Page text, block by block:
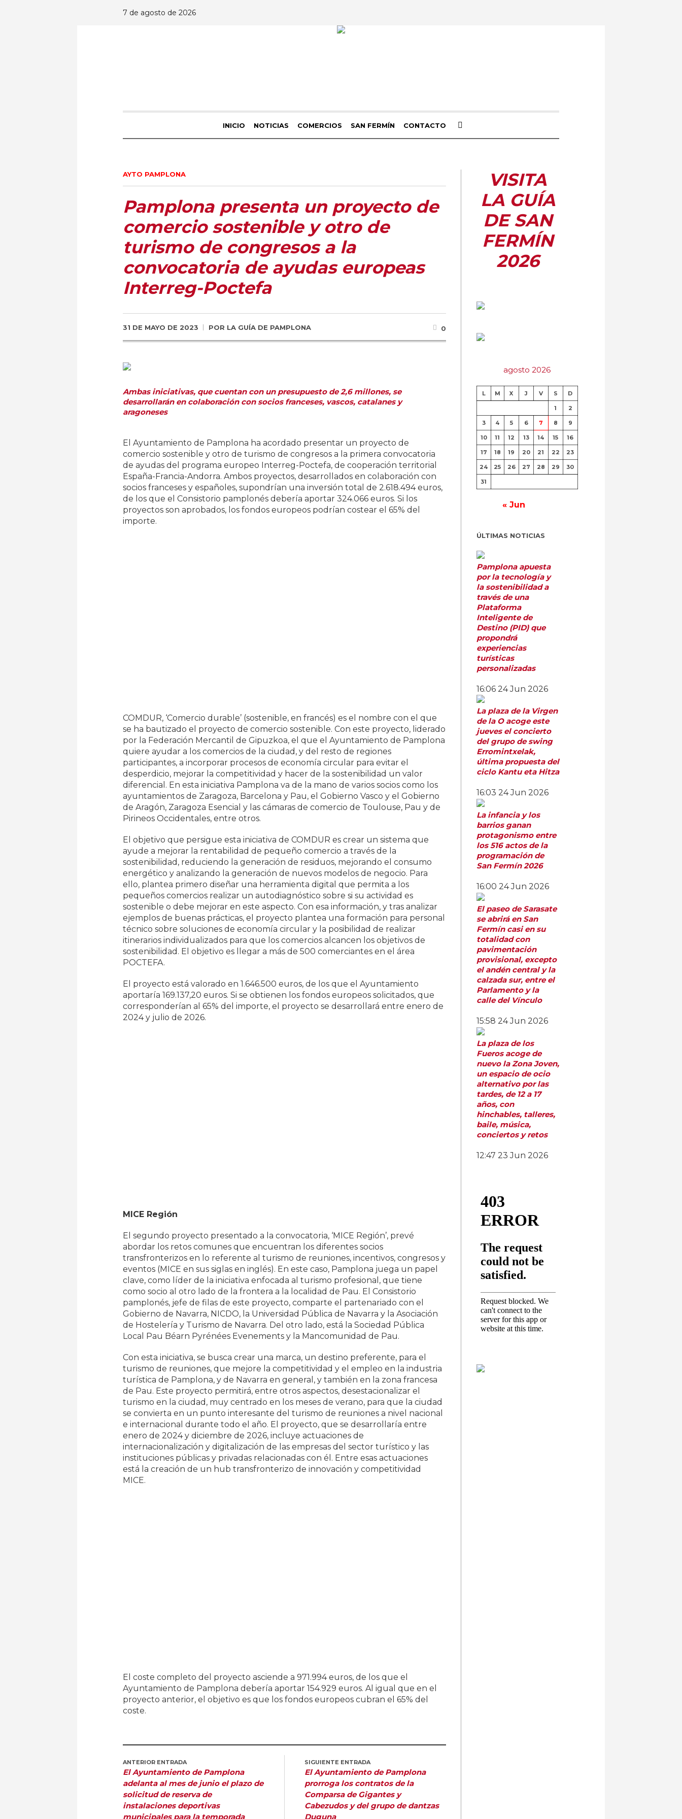
7 de agosto de 2026
INICIO NOTICIAS COMERCIOS SAN FERMÍN CONTACTO
AYTO PAMPLONA
Pamplona presenta un proyecto de
comercio sostenible y otro de
turismo de congresos a la
convocatoria de ayudas europeas
Interreg-Poctefa
31 DE MAYO DE 2023 POR LA GUÍA DE PAMPLONA 0
Ambas iniciativas, que cuentan con un presupuesto de 2,6 millones, se
desarrollarán en colaboración con socios franceses, vascos, catalanes y
aragoneses
El Ayuntamiento de Pamplona ha acordado presentar un proyecto de
comercio sostenible y otro de turismo de congresos a la primera convocatoria
de ayudas del programa europeo Interreg-Poctefa, de cooperación territorial
España-Francia-Andorra. Ambos proyectos, desarrollados en colaboración con
socios franceses y españoles, supondrían una inversión total de 2.618.494 euros,
de los que el Consistorio pamplonés debería aportar 324.066 euros. Si los
proyectos son aprobados, los fondos europeos podrían costear el 65% del
importe.
COMDUR, ‘Comercio durable’ (sostenible, en francés) es el nombre con el que
se ha bautizado el proyecto de comercio sostenible. Con este proyecto, liderado
por la Federación Mercantil de Gipuzkoa, el que el Ayuntamiento de Pamplona
quiere ayudar a los comercios de la ciudad, y del resto de regiones
participantes, a incorporar procesos de economía circular para evitar el
desperdicio, mejorar la competitividad y hacer de la sostenibilidad un valor
diferencial. En esta iniciativa Pamplona va de la mano de varios socios como los
ayuntamientos de Zaragoza, Barcelona y Pau, el Gobierno Vasco y el Gobierno
de Aragón, Zaragoza Esencial y las cámaras de comercio de Toulouse, Pau y de
Pirineos Occidentales, entre otros.
El objetivo que persigue esta iniciativa de COMDUR es crear un sistema que
ayude a mejorar la rentabilidad de pequeño comercio a través de la
sostenibilidad, reduciendo la generación de residuos, mejorando el consumo
energético y analizando la generación de nuevos modelos de negocio. Para
ello, plantea primero diseñar una herramienta digital que permita a los
pequeños comercios realizar un autodiagnóstico sobre si su actividad es
sostenible o debe mejorar en este aspecto. Con esa información, y tras analizar
ejemplos de buenas prácticas, el proyecto plantea una formación para personal
técnico sobre soluciones de economía circular y la posibilidad de realizar
itinerarios individualizados para que los comercios alcancen los objetivos de
sostenibilidad. El objetivo es llegar a más de 500 comerciantes en el área
POCTEFA.
El proyecto está valorado en 1.646.500 euros, de los que el Ayuntamiento
aportaría 169.137,20 euros. Si se obtienen los fondos europeos solicitados, que
corresponderían al 65% del importe, el proyecto se desarrollará entre enero de
2024 y julio de 2026.
MICE Región
El segundo proyecto presentado a la convocatoria, ‘MICE Región’, prevé
abordar los retos comunes que encuentran los diferentes socios
transfronterizos en lo referente al turismo de reuniones, incentivos, congresos y
eventos (MICE en sus siglas en inglés). En este caso, Pamplona juega un papel
clave, como líder de la iniciativa enfocada al turismo profesional, que tiene
como socio al otro lado de la frontera a la localidad de Pau. El Consistorio
pamplonés, jefe de filas de este proyecto, comparte el partenariado con el
Gobierno de Navarra, NICDO, la Universidad Pública de Navarra y la Asociación
de Hostelería y Turismo de Navarra. Del otro lado, está la Sociedad Pública
Local Pau Béarn Pyrénées Evenements y la Mancomunidad de Pau.
Con esta iniciativa, se busca crear una marca, un destino preferente, para el
turismo de reuniones, que mejore la competitividad y el empleo en la industria
turística de Pamplona, y de Navarra en general, y también en la zona francesa
de Pau. Este proyecto permitirá, entre otros aspectos, desestacionalizar el
turismo en la ciudad, muy centrado en los meses de verano, para que la ciudad
se convierta en un punto interesante del turismo de reuniones a nivel nacional
e internacional durante todo el año. El proyecto, que se desarrollaría entre
enero de 2024 y diciembre de 2026, incluye actuaciones de
internacionalización y digitalización de las empresas del sector turístico y las
instituciones públicas y privadas relacionadas con él. Entre esas actuaciones
está la creación de un hub transfronterizo de innovación y competitividad
MICE.
El coste completo del proyecto asciende a 971.994 euros, de los que el
Ayuntamiento de Pamplona debería aportar 154.929 euros. Al igual que en el
proyecto anterior, el objetivo es que los fondos europeos cubran el 65% del
coste.
ANTERIOR ENTRADA
El Ayuntamiento de Pamplona
adelanta al mes de junio el plazo de
solicitud de reserva de
instalaciones deportivas
municipales para la temporada
SIGUIENTE ENTRADA
El Ayuntamiento de Pamplona
prorroga los contratos de la
Comparsa de Gigantes y
Cabezudos y del grupo de dantzas
Duguna
VISITA
LA GUÍA
DE SAN
FERMÍN
2026
agosto 2026
L M X J V S D
1 2
3 4 5 6 7 8 9
10 11 12 13 14 15 16
17 18 19 20 21 22 23
24 25 26 27 28 29 30
31
« Jun
ÚLTIMAS NOTICIAS
Pamplona apuesta
por la tecnología y
la sostenibilidad a
través de una
Plataforma
Inteligente de
Destino (PID) que
propondrá
experiencias
turísticas
personalizadas
16:06 24 Jun 2026
La plaza de la Virgen
de la O acoge este
jueves el concierto
del grupo de swing
Erromintxelak,
última propuesta del
ciclo Kantu eta Hitza
16:03 24 Jun 2026
La infancia y los
barrios ganan
protagonismo entre
los 516 actos de la
programación de
San Fermín 2026
16:00 24 Jun 2026
El paseo de Sarasate
se abrirá en San
Fermín casi en su
totalidad con
pavimentación
provisional, excepto
el andén central y la
calzada sur, entre el
Parlamento y la
calle del Vínculo
15:58 24 Jun 2026
La plaza de los
Fueros acoge de
nuevo la Zona Joven,
un espacio de ocio
alternativo por las
tardes, de 12 a 17
años, con
hinchables, talleres,
baile, música,
conciertos y retos
12:47 23 Jun 2026